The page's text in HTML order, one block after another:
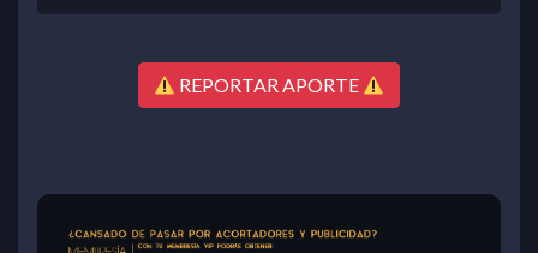
REPORTAR APORTE